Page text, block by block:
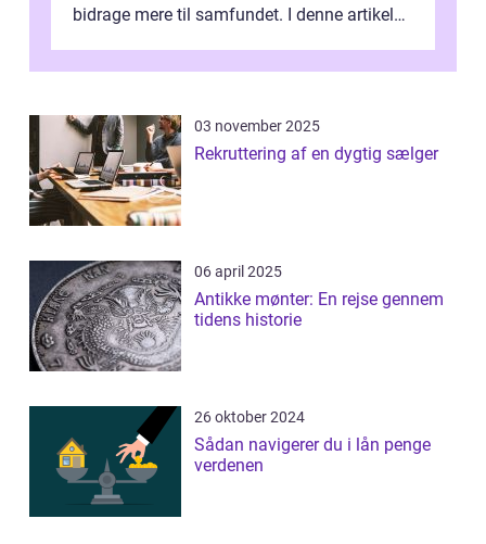
bidrage mere til samfundet. I denne artikel
03 november 2025
Rekruttering af en dygtig sælger
06 april 2025
Antikke mønter: En rejse gennem
tidens historie
26 oktober 2024
Sådan navigerer du i lån penge
verdenen